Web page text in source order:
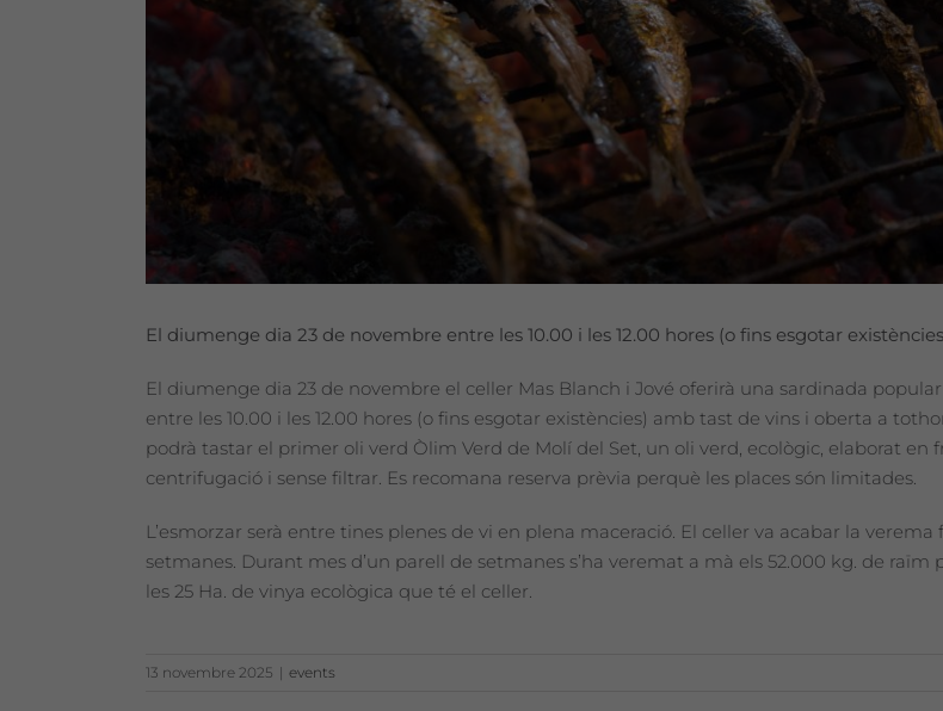
El diumenge dia 23 de novembre entre les 10.00 i les 12.00 hores (o fins esgotar
El diumenge dia 23 de novembre el celler Mas Blanch i Jové oferirà una sardinada
entre les 10.00 i les 12.00 hores (o fins esgotar existències) amb tast de vins i oberta a
podrà tastar el primer oli verd Òlim Verd de Molí del Set, un oli verd, ecològic, elaborat en
centrifugació i sense filtrar. Es recomana reserva prèvia perquè les places són limitades.
L’esmorzar serà entre tines plenes de vi en plena maceració. El celler va acabar la
setmanes. Durant mes d’un parell de setmanes s’ha veremat a mà els 52.000 kg. de raïm
les 25 Ha. de vinya ecològica que té el celler.
13 novembre 2025 | events